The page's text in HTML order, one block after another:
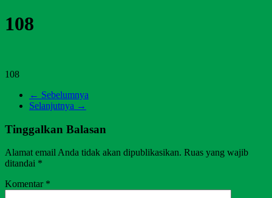
108
108
← Sebelumnya
Selanjutnya →
Tinggalkan Balasan
Alamat email Anda tidak akan dipublikasikan. Ruas yang wajib
ditandai *
Komentar *